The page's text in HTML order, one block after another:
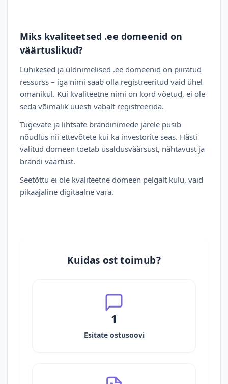
Miks kvaliteetsed .ee domeenid on
väärtuslikud?
Lühikesed ja üldnimelised .ee domeenid on piiratud
ressurss – iga nimi saab olla registreeritud vaid ühel
omanikul. Kui kvaliteetne nimi on kord võetud, ei ole
seda võimalik uuesti vabalt registreerida.
Tugevate ja lihtsate brändinimede järele püsib
nõudlus nii ettevõtete kui ka investorite seas. Hästi
valitud domeen toetab usaldusväärsust, nähtavust ja
brändi väärtust.
Seetõttu ei ole kvaliteetne domeen pelgalt kulu, vaid
pikaajaline digitaalne vara.
Kuidas ost toimub?
1
Esitate ostusoovi